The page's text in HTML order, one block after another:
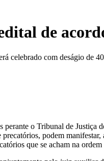
de
celebrado com deságio de
perante o Tribunal de Justiça
precatórios, podem
que se acham na